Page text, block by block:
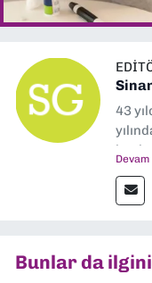
43
Devam
Bunlar da